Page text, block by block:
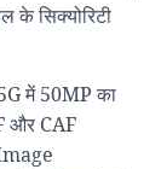
सिक्योरिटी
में 50MP का
और CAF